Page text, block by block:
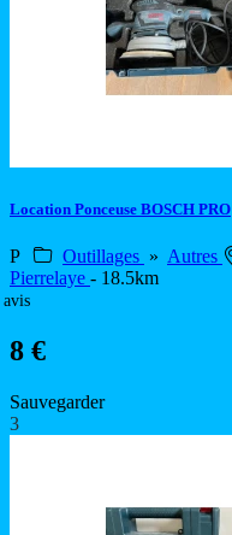
Location Ponceuse BOSCH PRO
P Outillages » Autres
Pierrelaye - 18.5km
avis
8 €
Sauvegarder
3